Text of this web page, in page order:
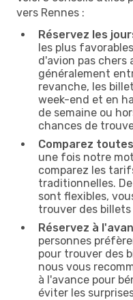
vers Rennes :
Réservez les
les plus
d'avion pas chers
généralement
revanche, les
week-end et en
de semaine ou
chances de
Comparez
une fois notre
comparez les
traditionnelles.
sont flexibles,
trouver des billets
Réservez à
personnes
pour trouver des
nous vous
à l'avance pour
éviter les